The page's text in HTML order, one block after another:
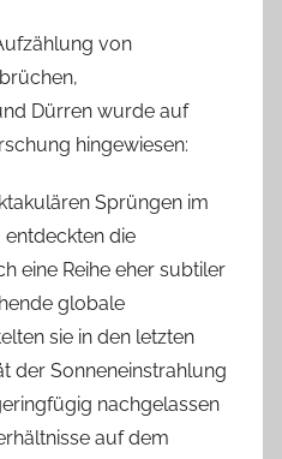
von
Dürren wurde auf
hingewiesen:
Sprüngen im
die
eine Reihe eher subtiler
globale
sie in den letzten
der Sonneneinstrahlung
nachgelassen
auf dem